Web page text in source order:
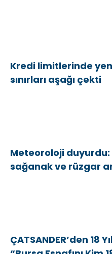
Kredi limitlerinde
sınırları aşağı çekti
Meteoroloji
sağanak ve rüzgar
ÇATSANDER’den 18